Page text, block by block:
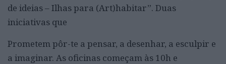
de ideias – Ilhas para (Art)habitar”. Duas
iniciativas que
Prometem pôr-te a pensar, a desenhar, a esculpir e
a imaginar. As oficinas começam às 10h e